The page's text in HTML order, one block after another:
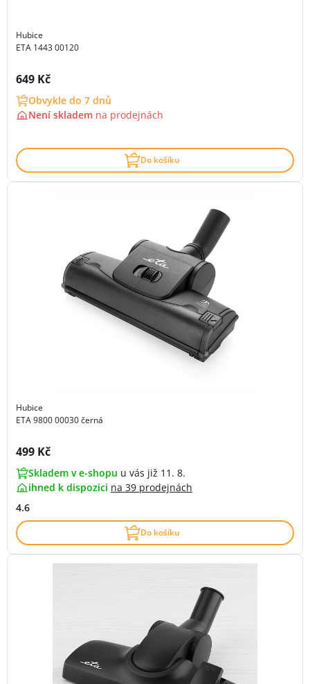
Hubice
ETA 1443 00120
Cena s DPH:
649 Kč
Obvykle do 7 dnů
Není skladem na prodejnách
Do košíku
Hubice
ETA 9800 00030 černá
Cena s DPH:
499 Kč
Skladem v e-shopu u vás již 11. 8.
ihned k dispozici na 39 prodejnách
4.6
Do košíku